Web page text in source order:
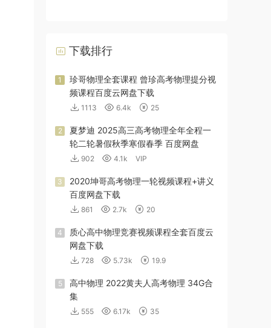
下载排行
1
珍哥物理全套课程 曾珍高考物理提分视
频课程百度云网盘下载
1113 6.4k 25
2
夏梦迪 2025高三高考物理全年全程一
轮二轮暑假秋季寒假春季 百度网盘
902 4.1k VIP
3
2020坤哥高考物理一轮视频课程+讲义
百度网盘下载
861 2.7k 20
4
质心高中物理竞赛视频课程全套百度云
网盘下载
728 5.73k 19.9
5
高中物理 2022黄夫人高考物理 34G合
集
555 6.17k 35